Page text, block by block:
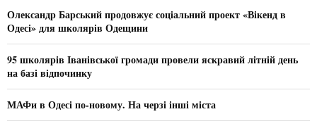
Олександр Барський продовжує соціальний проект «Вікенд в
Одесі» для школярів Одещини
95 школярів Іванівської громади провели яскравий літній день
на базі відпочинку
МАФи в Одесі по-новому. На черзі інші міста